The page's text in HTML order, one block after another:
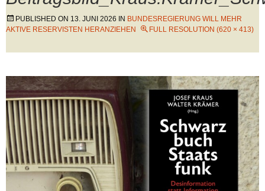
PUBLISHED ON 13. JUNI 2026 IN BUNDESREGIERUNG WILL MEHR
AKTIVE RESERVISTEN HERANZIEHEN
FULL RESOLUTION (620 × 413)